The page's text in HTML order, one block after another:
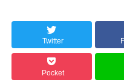
Twitter
Pocket